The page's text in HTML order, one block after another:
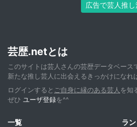
広告で芸人推し
芸歴.netとは
このサイトは芸人さんの芸歴データベース
新たな推し芸人に出会えるきっかけになれ
ログインすると ご自身に縁のある芸人 を知
ぜひ ユーザ登録を^^
一覧 ラ